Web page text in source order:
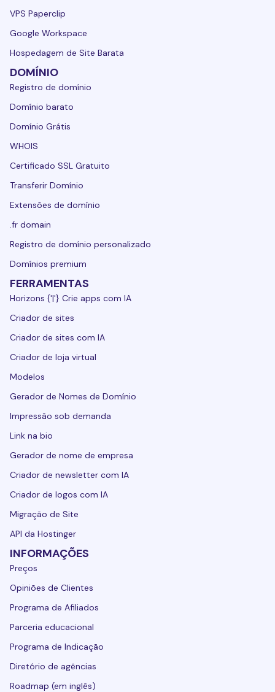
VPS Paperclip
Google Workspace
Hospedagem de Site Barata
DOMÍNIO
Registro de domínio
Domínio barato
Domínio Grátis
WHOIS
Certificado SSL Gratuito
Transferir Domínio
Extensões de domínio
.fr domain
Registro de domínio personalizado
Domínios premium
FERRAMENTAS
Horizons {'|'} Crie apps com IA
Criador de sites
Criador de sites com IA
Criador de loja virtual
Modelos
Gerador de Nomes de Domínio
Impressão sob demanda
Link na bio
Gerador de nome de empresa
Criador de newsletter com IA
Criador de logos com IA
Migração de Site
API da Hostinger
INFORMAÇÕES
Preços
Opiniões de Clientes
Programa de Afiliados
Parceria educacional
Programa de Indicação
Diretório de agências
Roadmap (em inglês)